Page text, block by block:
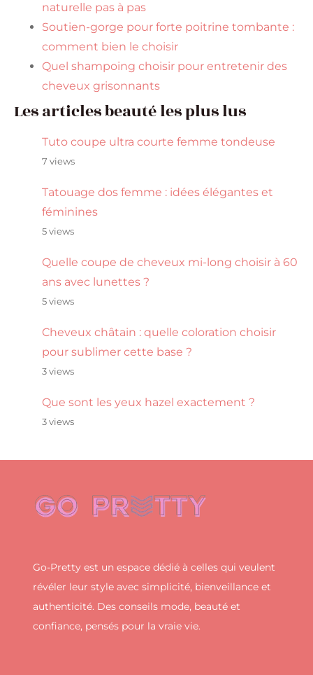
naturelle pas à pas
Soutien-gorge pour forte poitrine tombante :
comment bien le choisir
Quel shampoing choisir pour entretenir des
cheveux grisonnants
Les articles beauté les plus lus
Tuto coupe ultra courte femme tondeuse
7 views
Tatouage dos femme : idées élégantes et
féminines
5 views
Quelle coupe de cheveux mi-long choisir à 60
ans avec lunettes ?
5 views
Cheveux châtain : quelle coloration choisir
pour sublimer cette base ?
3 views
Que sont les yeux hazel exactement ?
3 views
Go-Pretty est un espace dédié à celles qui veulent
révéler leur style avec simplicité, bienveillance et
authenticité. Des conseils mode, beauté et
confiance, pensés pour la vraie vie.